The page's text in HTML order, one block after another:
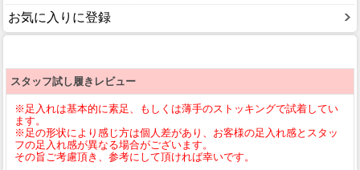
お気に入りに登録
スタッフ試し履きレビュー
※足入れは基本的に素足、もしくは薄手のストッキングで試着してい
ます。
※足の形状により感じ方は個人差があり、お客様の足入れ感とスタッ
フの足入れ感が異なる場合がございます。
その旨ご考慮頂き、参考にして頂ければ幸いです。